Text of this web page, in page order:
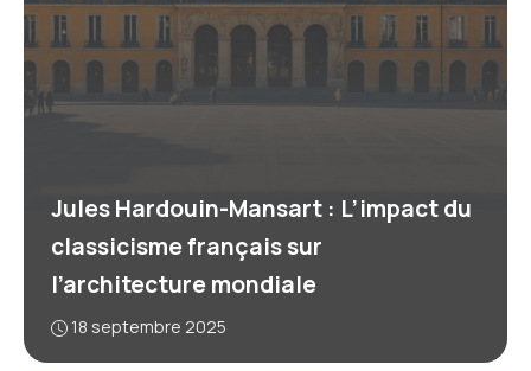
Jules Hardouin-Mansart : L’impact du
classicisme français sur
l’architecture mondiale
18 septembre 2025